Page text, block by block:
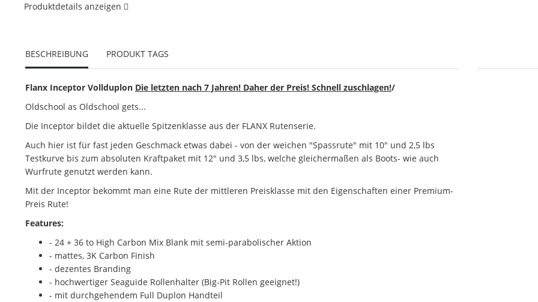
Produktdetails anzeigen
BESCHREIBUNG PRODUKT TAGS
Flanx Inceptor Vollduplon Die letzten nach 7 Jahren! Daher der Preis! Schnell zuschlagen!/
Oldschool as Oldschool gets...
Die Inceptor bildet die aktuelle Spitzenklasse aus der FLANX Rutenserie.
Auch hier ist für fast jeden Geschmack etwas dabei - von der weichen "Spassrute" mit 10" und 2,5 lbs
Testkurve bis zum absoluten Kraftpaket mit 12" und 3,5 lbs, welche gleichermaßen als Boots- wie auch
Wurfrute genutzt werden kann.
Mit der Inceptor bekommt man eine Rute der mittleren Preisklasse mit den Eigenschaften einer Premium-
Preis Rute!
Features:
- 24 + 36 to High Carbon Mix Blank mit semi-parabolischer Aktion
- mattes, 3K Carbon Finish
- dezentes Branding
- hochwertiger Seaguide Rollenhalter (Big-Pit Rollen geeignet!)
- mit durchgehendem Full Duplon Handteil